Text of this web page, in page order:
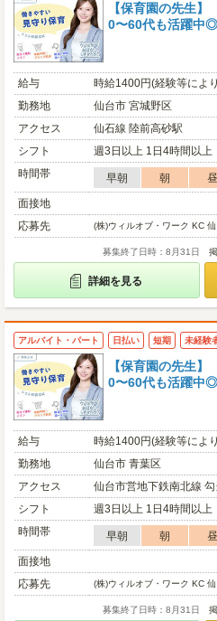
【保育園の先生
0〜60代も活躍中
給与
時給1400円(経験等によ
勤務地
仙台市 宮城野区
アクセス
仙石線 陸前高砂駅
シフト
週3日以上 1日4時間以上
時間帯
早朝 朝 昼
面接地
応募先
(株)ウィルオブ・ワーク KC
募集終了日時：8月31日
詳細を見る
アルバイト・パート 日払い 短期 未経験
【保育園の先生
0〜60代も活躍中
給与
時給1400円(経験等によ
勤務地
仙台市 青葉区
アクセス
仙台市営地下鉄南北線
シフト
週3日以上 1日4時間以上
時間帯
早朝 朝 昼
面接地
応募先
(株)ウィルオブ・ワーク KC
募集終了日時：8月31日